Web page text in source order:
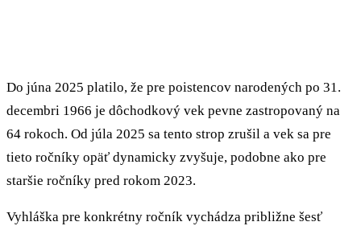
Do júna 2025 platilo, že pre poistencov narodených po 31.
decembri 1966 je dôchodkový vek pevne zastropovaný na
64 rokoch. Od júla 2025 sa tento strop zrušil a vek sa pre
tieto ročníky opäť dynamicky zvyšuje, podobne ako pre
staršie ročníky pred rokom 2023.
Vyhláška pre konkrétny ročník vychádza približne šesť